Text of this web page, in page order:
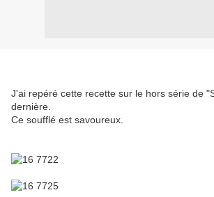
J'ai repéré cette recette sur le hors série de
dernière.
Ce soufflé est savoureux.